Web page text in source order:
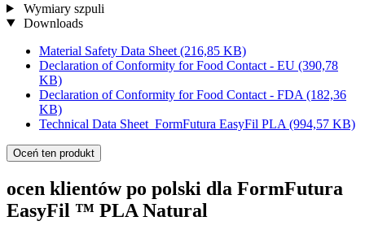
Wymiary szpuli
Downloads
Material Safety Data Sheet (216,85 KB)
Declaration of Conformity for Food Contact - EU (390,78
KB)
Declaration of Conformity for Food Contact - FDA (182,36
KB)
Technical Data Sheet_FormFutura EasyFil PLA (994,57 KB)
Oceń ten produkt
ocen klientów po polski dla FormFutura
EasyFil ™ PLA Natural